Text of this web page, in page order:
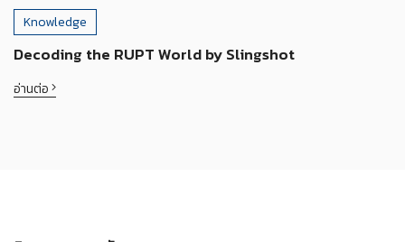
Knowledge
Decoding the RUPT World by Slingshot
อ่านต่อ